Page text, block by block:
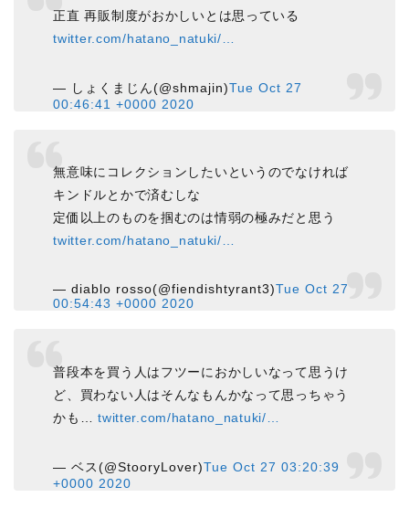
正直 再販制度がおかしいとは思っている
twitter.com/hatano_natuki/…
— しょくまじん(@shmajin)Tue Oct 27
00:46:41 +0000 2020
無意味にコレクションしたいというのでなければ
キンドルとかで済むしな
定価以上のものを掴むのは情弱の極みだと思う
twitter.com/hatano_natuki/…
— diablo rosso(@fiendishtyrant3)Tue Oct 27
00:54:43 +0000 2020
普段本を買う人はフツーにおかしいなって思うけ
ど、買わない人はそんなもんかなって思っちゃう
かも…twitter.com/hatano_natuki/…
— ベス(@StooryLover)Tue Oct 27 03:20:39
+0000 2020